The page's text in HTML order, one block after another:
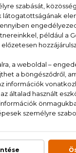
pézsma
BENZYL
ALCOHOL,